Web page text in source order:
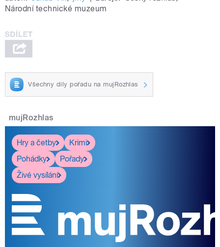
Národní technické muzeum
Všechny díly pořadu na mujRozhlas
mujRozhlas
Hry a četby
Krimi
Pohádky
Pořady
Živé vysílání